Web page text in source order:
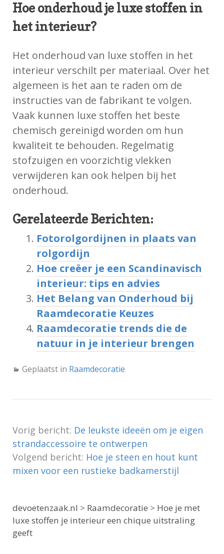
Hoe onderhoud je luxe stoffen in
het interieur?
Het onderhoud van luxe stoffen in het
interieur verschilt per materiaal. Over het
algemeen is het aan te raden om de
instructies van de fabrikant te volgen.
Vaak kunnen luxe stoffen het beste
chemisch gereinigd worden om hun
kwaliteit te behouden. Regelmatig
stofzuigen en voorzichtig vlekken
verwijderen kan ook helpen bij het
onderhoud.
Gerelateerde Berichten:
Fotorolgordijnen in plaats van
rolgordijn
Hoe creëer je een Scandinavisch
interieur: tips en advies
Het Belang van Onderhoud bij
Raamdecoratie Keuzes
Raamdecoratie trends die de
natuur in je interieur brengen
Geplaatst in Raamdecoratie
Vorig bericht: De leukste ideeën om je eigen
strandaccessoire te ontwerpen
Volgend bericht: Hoe je steen en hout kunt
mixen voor een rustieke badkamerstijl
devoetenzaak.nl > Raamdecoratie > Hoe je met
luxe stoffen je interieur een chique uitstraling
geeft